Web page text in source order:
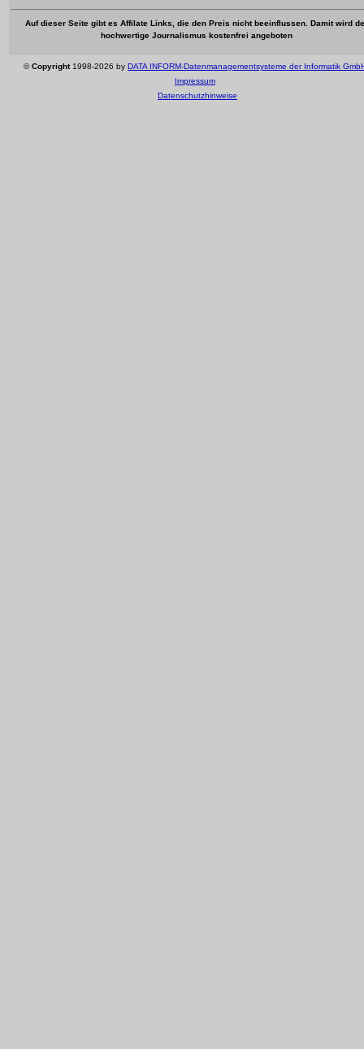
Auf dieser Seite gibt es Affilate Links, die den Preis nicht beeinflussen. Damit wird
hochwertige Journalismus kostenfrei angeboten
©Copyright1998-2026 by DATA INFORM-Datenmanagementsysteme der Informatik
Impressum
Datenschutzhinweise